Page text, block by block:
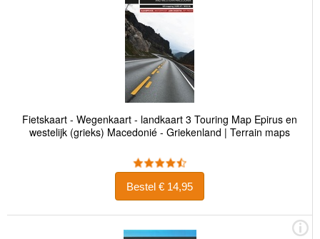
Fietskaart - Wegenkaart - landkaart 3 Touring Map Epirus en
westelijk (grieks) Macedonié - Griekenland | Terrain maps
Bestel € 14,95